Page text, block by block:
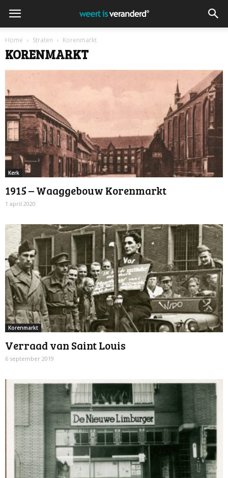
Home Straten Korenmarkt
KORENMARKT
Kerk
1915 – Waaggebouw Korenmarkt
1 april 2020
Korenmarkt
Verraad van Saint Louis
6 september 2019